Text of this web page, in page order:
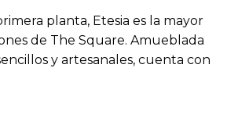
planta, Etesia es la mayor
de The Square. Amueblada
y artesanales, cuenta con